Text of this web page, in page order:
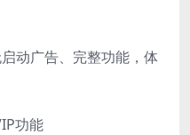
动广告、完整功能，体
功能